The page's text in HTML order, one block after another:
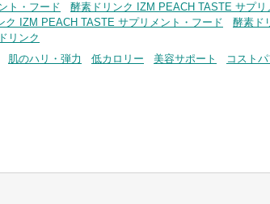
ト・フード 酵素ドリンク IZM PEACH TASTE サプリ
ク IZM PEACH TASTE サプリメント・フード 酵素ド
リンク
肌のハリ・弾力 低カロリー 美容サポート コスト